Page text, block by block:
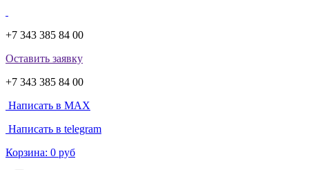
+7 343 385 84 00
Оставить заявку
+7 343 385 84 00
Написать в MAX
Написать в telegram
Корзина: 0 руб